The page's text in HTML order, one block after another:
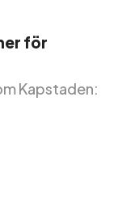
för
Kapstaden: